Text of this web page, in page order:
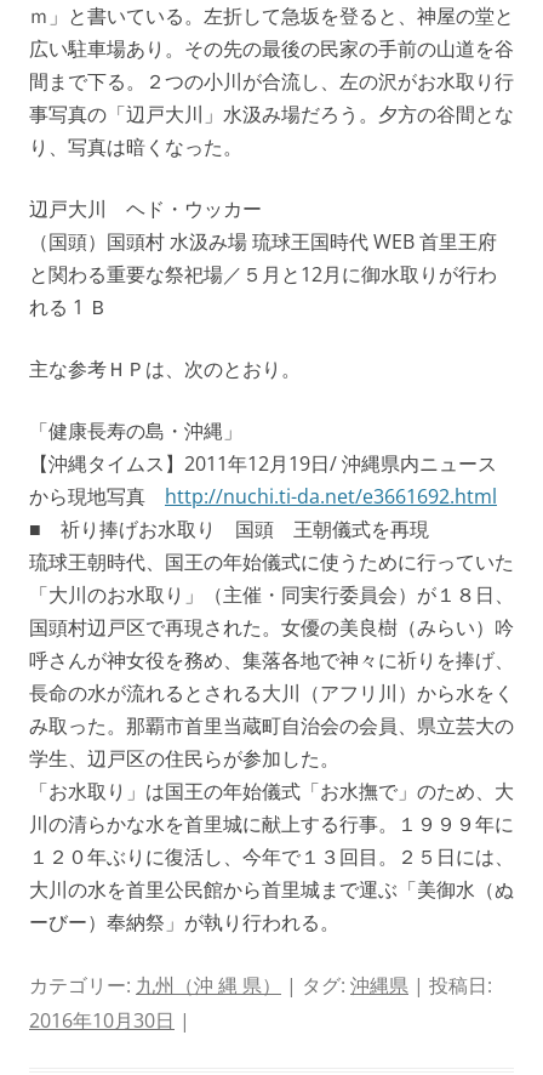
ｍ」と書いている。左折して急坂を登ると、神屋の堂と
広い駐車場あり。その先の最後の民家の手前の山道を谷
間まで下る。２つの小川が合流し、左の沢がお水取り行
事写真の「辺戸大川」水汲み場だろう。夕方の谷間とな
り、写真は暗くなった。
辺戸大川 ヘド・ウッカー
（国頭）国頭村 水汲み場 琉球王国時代 WEB 首里王府
と関わる重要な祭祀場／５月と12月に御水取りが行わ
れる 1 Ｂ
主な参考ＨＰは、次のとおり。
「健康長寿の島・沖縄」
【沖縄タイムス】2011年12月19日/ 沖縄県内ニュース
から現地写真 http://nuchi.ti-da.net/e3661692.html
■ 祈り捧げお水取り 国頭 王朝儀式を再現
琉球王朝時代、国王の年始儀式に使うために行っていた
「大川のお水取り」（主催・同実行委員会）が１８日、
国頭村辺戸区で再現された。女優の美良樹（みらい）吟
呼さんが神女役を務め、集落各地で神々に祈りを捧げ、
長命の水が流れるとされる大川（アフリ川）から水をく
み取った。那覇市首里当蔵町自治会の会員、県立芸大の
学生、辺戸区の住民らが参加した。
「お水取り」は国王の年始儀式「お水撫で」のため、大
川の清らかな水を首里城に献上する行事。１９９９年に
１２０年ぶりに復活し、今年で１３回目。２５日には、
大川の水を首里公民館から首里城まで運ぶ「美御水（ぬ
ーびー）奉納祭」が執り行われる。
カテゴリー: 九州（沖 縄 県） | タグ: 沖縄県 | 投稿日:
2016年10月30日 |